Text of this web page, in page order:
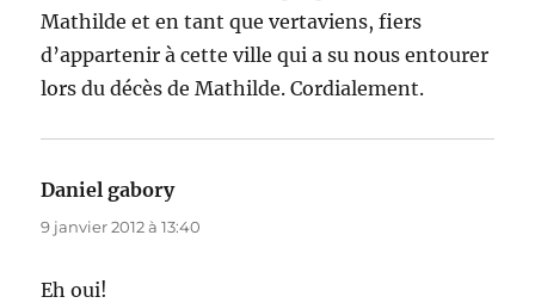
Mathilde et en tant que vertaviens, fiers
d’appartenir à cette ville qui a su nous entourer
lors du décès de Mathilde. Cordialement.
Daniel gaborydit :
9 janvier 2012 à 13:40
Eh oui!